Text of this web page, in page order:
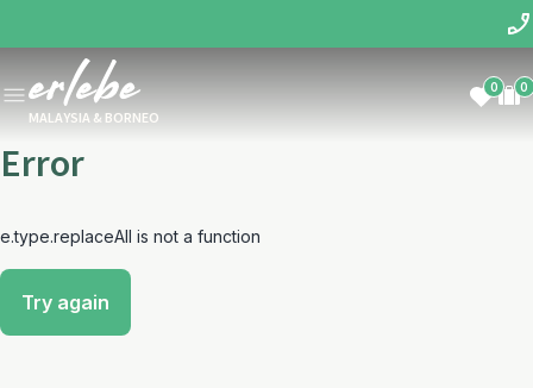
MALAYSIA & BORNEO
0 0
Error
e.type.replaceAll is not a function
Try again